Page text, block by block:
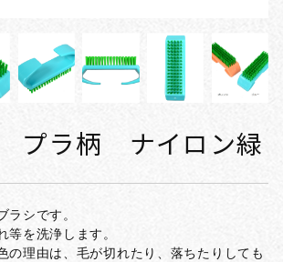
プラ柄 ナイロン緑
ラシです。
等を洗浄します。
の理由は、毛が切れたり、落ちたりしても